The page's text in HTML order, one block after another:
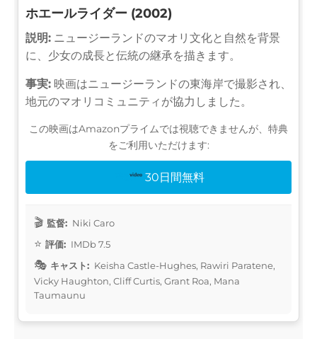
ホエールライダー (2002)
説明: ニュージーランドのマオリ文化と自然を背景
に、少女の成長と伝統の継承を描きます。
事実: 映画はニュージーランドの東海岸で撮影され、
地元のマオリコミュニティが協力しました。
この映画はAmazonプライムでは視聴できませんが、特典
をご利用いただけます:
30日間無料
監督: Niki Caro
評価: IMDb 7.5
キャスト: Keisha Castle-Hughes, Rawiri Paratene,
Vicky Haughton, Cliff Curtis, Grant Roa, Mana
Taumaunu